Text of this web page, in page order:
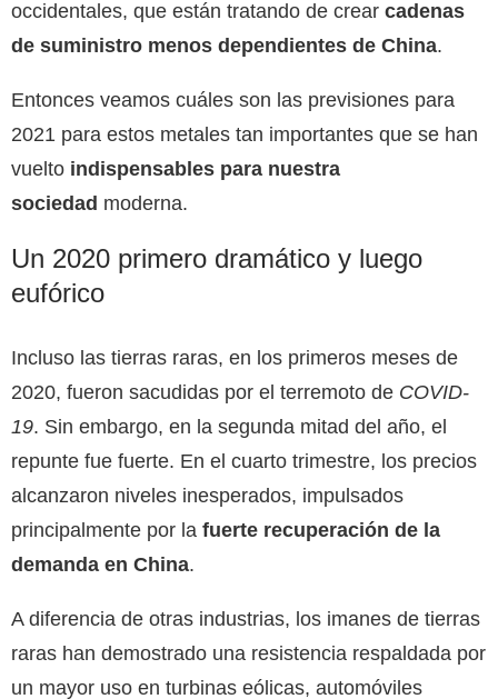
occidentales, que están tratando de crear cadenas
de suministro menos dependientes de China.
Entonces veamos cuáles son las previsiones para
2021 para estos metales tan importantes que se han
vuelto indispensables para nuestra
sociedad moderna.
Un 2020 primero dramático y luego
eufórico
Incluso las tierras raras, en los primeros meses de
2020, fueron sacudidas por el terremoto de COVID-
19. Sin embargo, en la segunda mitad del año, el
repunte fue fuerte. En el cuarto trimestre, los precios
alcanzaron niveles inesperados, impulsados ​​
principalmente por la fuerte recuperación de la
demanda en China.
A diferencia de otras industrias, los imanes de tierras
raras han demostrado una resistencia respaldada por
un mayor uso en turbinas eólicas, automóviles